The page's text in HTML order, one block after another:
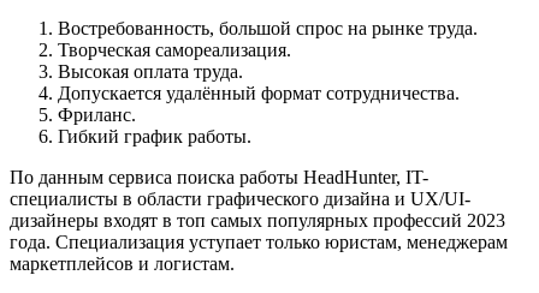
Востребованность, большой спрос на рынке труда.
Творческая самореализация.
Высокая оплата труда.
Допускается удалённый формат сотрудничества.
Фриланс.
Гибкий график работы.
По данным сервиса поиска работы HeadHunter, IT-
специалисты в области графического дизайна и UX/UI-
дизайнеры входят в топ самых популярных профессий 2023
года. Специализация уступает только юристам, менеджерам
маркетплейсов и логистам.